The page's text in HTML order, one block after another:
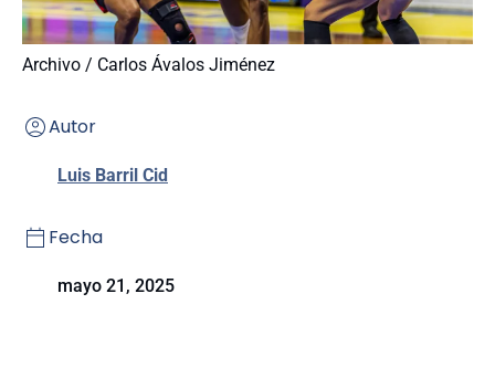
Archivo / Carlos Ávalos Jiménez
Autor
Luis Barril Cid
Fecha
mayo 21, 2025